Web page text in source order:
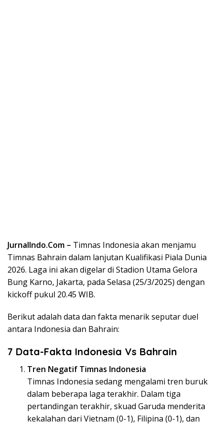
JurnalIndo.Com – Timnas Indonesia akan menjamu
Timnas Bahrain dalam lanjutan Kualifikasi Piala Dunia
2026. Laga ini akan digelar di Stadion Utama Gelora
Bung Karno, Jakarta, pada Selasa (25/3/2025) dengan
kickoff pukul 20.45 WIB.
Berikut adalah data dan fakta menarik seputar duel
antara Indonesia dan Bahrain:
7 Data-Fakta Indonesia Vs Bahrain
Tren Negatif Timnas Indonesia
Timnas Indonesia sedang mengalami tren buruk
dalam beberapa laga terakhir. Dalam tiga
pertandingan terakhir, skuad Garuda menderita
kekalahan dari Vietnam (0-1), Filipina (0-1), dan